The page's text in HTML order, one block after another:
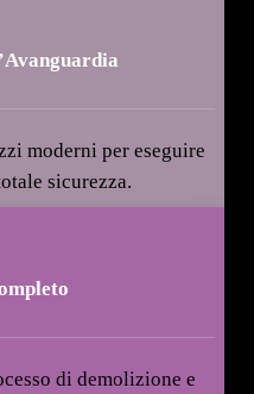
moderni per eseguire
sicurezza.
di demolizione e